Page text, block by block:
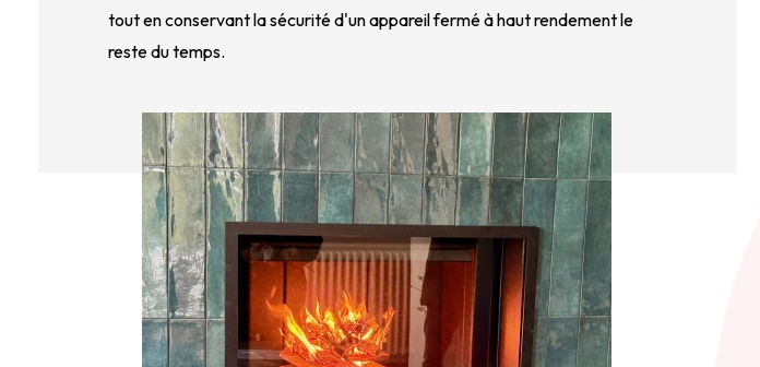
tout en conservant la sécurité d'un appareil fermé à haut rendement le
reste du temps.